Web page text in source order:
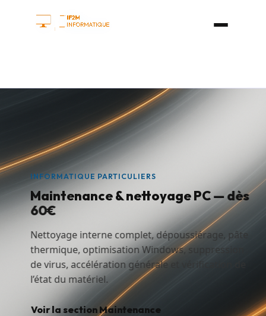
INFORMATIQUE PARTICULIERS
Maintenance&nettoyagePC—dès
60€
Nettoyage interne complet, dépoussiérage, pâte
thermique, optimisation Windows, suppression
de virus, accélération générale et vérification de
l’état du matériel.
Voir la section Maintenance